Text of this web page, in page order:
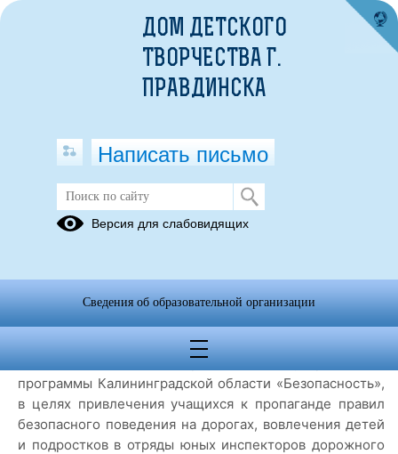
Детский конкурс рисунков по
пропаганде безопасного дорожного
Итоги областного конкурса детских рисунков по пропаганде
безопасного дорожного движения
В соответствии с Планом реализации государственной
программы Калининградской области «Безопасность»,
в целях привлечения учащихся к пропаганде правил
безопасного поведения на дорогах, вовлечения детей
и подростков в отряды юных инспекторов дорожного
ДОМ ДЕТСКОГО
ТВОРЧЕСТВА Г.
ПРАВДИНСКА
Написать письмо
Версия для слабовидящих
Сведения об образовательной организации